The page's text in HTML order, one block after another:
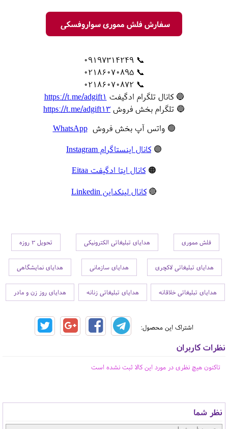
سفارش فلش مموری سواروفسکی
📞 09197314249
📞 02186070895
📞 02186070872
🔵 کانال تلگرام ادگیفت https://t.me/adgift1
🔵 تلگرام بخش فروش https://t.me/adgift13
🟢 واتس آپ بخش فروشWhatsApp
🟣 کانال اینستاگرام Instagram
🟠 کانال ایتا ادگیفت Eitaa
🔴 کانال لینکداین Linkedin
فلش مموری هدایای تبلیغاتی الکترونیکی تحویل 3 روزه
هدایای تبلیغاتی لاکچری هدایای سازمانی هدایای نمایشگاهی
هدایای تبلیغاتی خلاقانه هدایای تبلیغاتی زنانه هدایای روز زن و مادر
اشتراک این محصول:
نظرات کاربران
تاکنون هیچ نظری در مورد این کالا ثبت نشده است
نظر شما